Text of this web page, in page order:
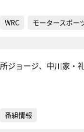
WRC モータースポー
所ジョージ、中川家・
番組情報